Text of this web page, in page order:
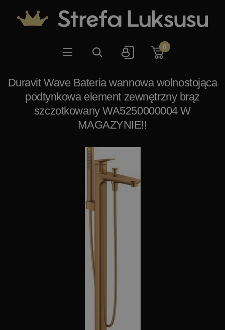
0
Duravit Wave Bateria wannowa wolnostojąca
podtynkowa element zewnętrzny brąz
szczotkowany WA5250000004 W
MAGAZYNIE!!